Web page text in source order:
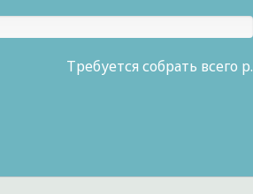
Требуется собрать всего р.